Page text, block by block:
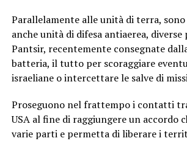
Parallelamente alle unità di terra,
anche unità di difesa antiaerea, diverse
Pantsir, recentemente consegnate
batteria, il tutto per scoraggiare
israeliane o intercettare le salve di
Proseguono nel frattempo i contatti
USA al fine di raggiungere un accordo
varie parti e permetta di liberare i